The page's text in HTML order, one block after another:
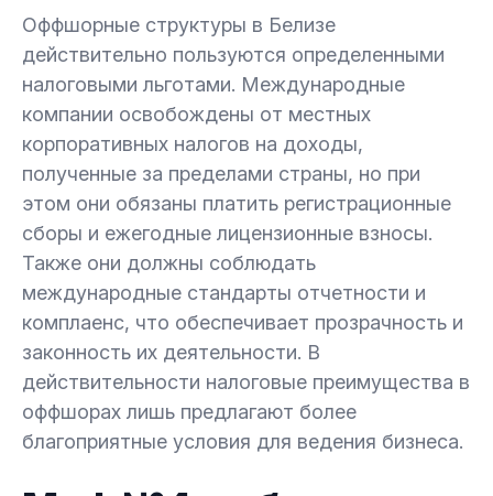
Оффшорные структуры в Белизе
действительно пользуются определенными
налоговыми льготами. Международные
компании освобождены от местных
корпоративных налогов на доходы,
полученные за пределами страны, но при
этом они обязаны платить регистрационные
сборы и ежегодные лицензионные взносы.
Также они должны соблюдать
международные стандарты отчетности и
комплаенс, что обеспечивает прозрачность и
законность их деятельности. В
действительности налоговые преимущества в
оффшорах лишь предлагают более
благоприятные условия для ведения бизнеса.